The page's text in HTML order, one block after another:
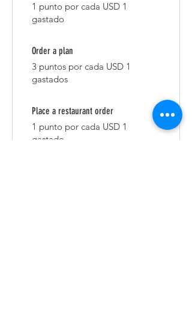
1 punto por cada USD 1
gastado
Order a plan
3 puntos por cada USD 1
gastados
Place a restaurant order
1 punto por cada USD 1
gastado